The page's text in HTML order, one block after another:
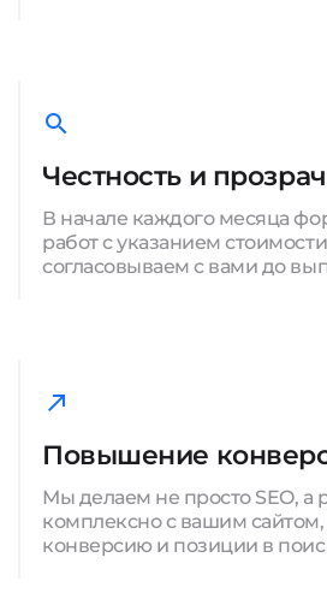
Честность и
В начале каждого месяца
работ с указанием
согласовываем с вами до
Повышение
Мы делаем не просто SEO, а
комплексно с вашим
конверсию и позиции в